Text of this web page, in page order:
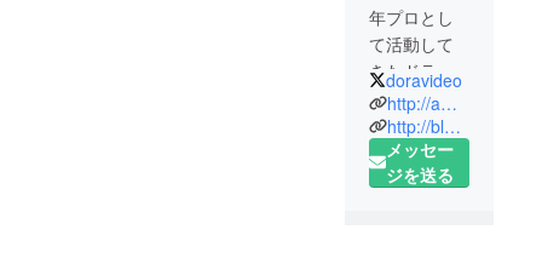
年プロとし
て活動して
きたドラム
を引退。そ
の後tkrworks
社と長年開
発を進めて
doravideo
http://ameblo.jp/doravideo/
http://blog.livedoor.jp/waka_miho/
メッセー
ジを送る